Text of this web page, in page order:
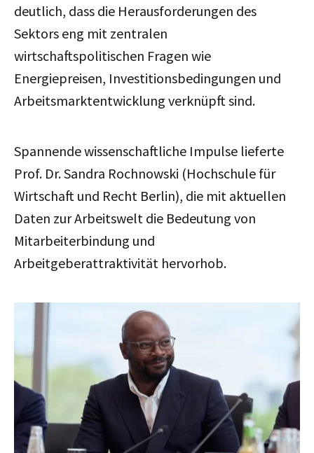
deutlich, dass die Herausforderungen des
Sektors eng mit zentralen
wirtschaftspolitischen Fragen wie
Energiepreisen, Investitionsbedingungen und
Arbeitsmarktentwicklung verknüpft sind.
Spannende wissenschaftliche Impulse lieferte
Prof. Dr. Sandra Rochnowski (Hochschule für
Wirtschaft und Recht Berlin), die mit aktuellen
Daten zur Arbeitswelt die Bedeutung von
Mitarbeiterbindung und
Arbeitgeberattraktivität hervorhob.